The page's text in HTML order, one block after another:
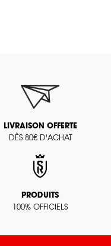
LIVRAISON OFFERTE
DÈS 80€ D'ACHAT
PRODUITS
100% OFFICIELS